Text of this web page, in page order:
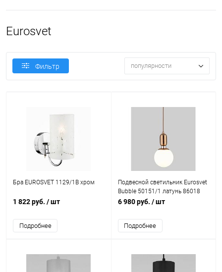
Eurosvet
Фильтр популярности
Бра EUROSVET 1129/1B хром
1 822 руб. / шт
Подробнее
Подвесной светильник Eurosvet
Bubble 50151/1 латунь 86018
6 980 руб. / шт
Подробнее